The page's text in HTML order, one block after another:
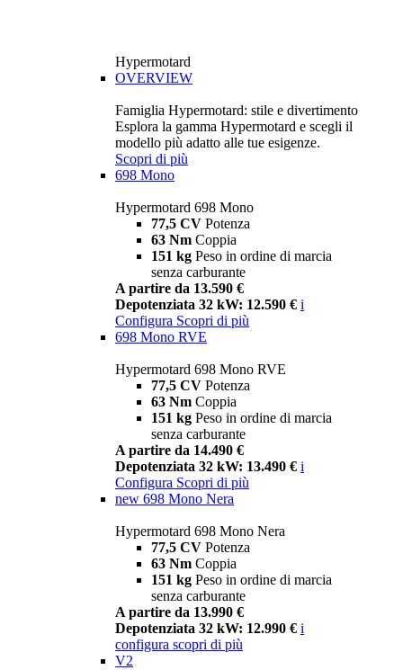
Hypermotard
OVERVIEW
Famiglia Hypermotard: stile e divertimento
Esplora la gamma Hypermotard e scegli il
modello più adatto alle tue esigenze.
Scopri di più
698 Mono
Hypermotard 698 Mono
77,5 CV Potenza
63 Nm Coppia
151 kg Peso in ordine di marcia
senza carburante
A partire da 13.590 €
Depotenziata 32 kW: 12.590 € i
Configura Scopri di più
698 Mono RVE
Hypermotard 698 Mono RVE
77,5 CV Potenza
63 Nm Coppia
151 kg Peso in ordine di marcia
senza carburante
A partire da 14.490 €
Depotenziata 32 kW: 13.490 € i
Configura Scopri di più
new 698 Mono Nera
Hypermotard 698 Mono Nera
77,5 CV Potenza
63 Nm Coppia
151 kg Peso in ordine di marcia
senza carburante
A partire da 13.990 €
Depotenziata 32 kW: 12.990 € i
configura scopri di più
V2